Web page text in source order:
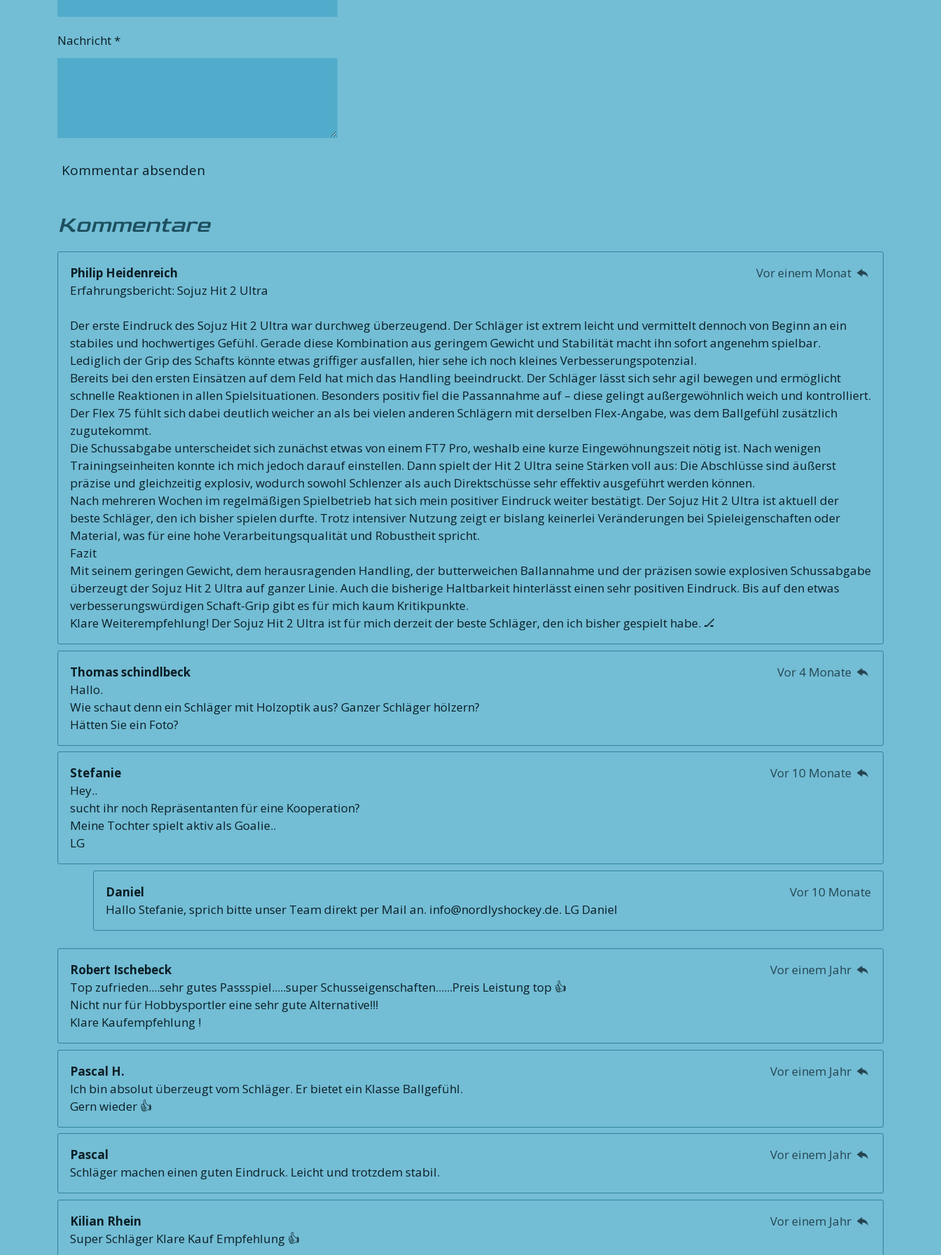
Nachricht *
Kommentar absenden
Kommentare
Philip Heidenreich
Vor einem Monat
Erfahrungsbericht: Sojuz Hit 2 Ultra
Der erste Eindruck des Sojuz Hit 2 Ultra war durchweg überzeugend. Der Schläger ist extrem leicht und vermittelt dennoch von Beginn an ein
stabiles und hochwertiges Gefühl. Gerade diese Kombination aus geringem Gewicht und Stabilität macht ihn sofort angenehm spielbar.
Lediglich der Grip des Schafts könnte etwas griffiger ausfallen, hier sehe ich noch kleines Verbesserungspotenzial.
Bereits bei den ersten Einsätzen auf dem Feld hat mich das Handling beeindruckt. Der Schläger lässt sich sehr agil bewegen und ermöglicht
schnelle Reaktionen in allen Spielsituationen. Besonders positiv fiel die Passannahme auf – diese gelingt außergewöhnlich weich und kontrolliert.
Der Flex 75 fühlt sich dabei deutlich weicher an als bei vielen anderen Schlägern mit derselben Flex-Angabe, was dem Ballgefühl zusätzlich
zugutekommt.
Die Schussabgabe unterscheidet sich zunächst etwas von einem FT7 Pro, weshalb eine kurze Eingewöhnungszeit nötig ist. Nach wenigen
Trainingseinheiten konnte ich mich jedoch darauf einstellen. Dann spielt der Hit 2 Ultra seine Stärken voll aus: Die Abschlüsse sind äußerst
präzise und gleichzeitig explosiv, wodurch sowohl Schlenzer als auch Direktschüsse sehr effektiv ausgeführt werden können.
Nach mehreren Wochen im regelmäßigen Spielbetrieb hat sich mein positiver Eindruck weiter bestätigt. Der Sojuz Hit 2 Ultra ist aktuell der
beste Schläger, den ich bisher spielen durfte. Trotz intensiver Nutzung zeigt er bislang keinerlei Veränderungen bei Spieleigenschaften oder
Material, was für eine hohe Verarbeitungsqualität und Robustheit spricht.
Fazit
Mit seinem geringen Gewicht, dem herausragenden Handling, der butterweichen Ballannahme und der präzisen sowie explosiven Schussabgabe
überzeugt der Sojuz Hit 2 Ultra auf ganzer Linie. Auch die bisherige Haltbarkeit hinterlässt einen sehr positiven Eindruck. Bis auf den etwas
verbesserungswürdigen Schaft-Grip gibt es für mich kaum Kritikpunkte.
Klare Weiterempfehlung! Der Sojuz Hit 2 Ultra ist für mich derzeit der beste Schläger, den ich bisher gespielt habe. 🏒
Thomas schindlbeck
Vor 4 Monate
Hallo.
Wie schaut denn ein Schläger mit Holzoptik aus? Ganzer Schläger hölzern?
Hätten Sie ein Foto?
Stefanie
Vor 10 Monate
Hey..
sucht ihr noch Repräsentanten für eine Kooperation?
Meine Tochter spielt aktiv als Goalie..
LG
Daniel
Vor 10 Monate
Hallo Stefanie, sprich bitte unser Team direkt per Mail an. info@nordlyshockey.de. LG Daniel
Robert Ischebeck
Vor einem Jahr
Top zufrieden....sehr gutes Passspiel.....super Schusseigenschaften......Preis Leistung top 👍
Nicht nur für Hobbysportler eine sehr gute Alternative!!!
Klare Kaufempfehlung !
Pascal H.
Vor einem Jahr
Ich bin absolut überzeugt vom Schläger. Er bietet ein Klasse Ballgefühl.
Gern wieder 👍
Pascal
Vor einem Jahr
Schläger machen einen guten Eindruck. Leicht und trotzdem stabil.
Kilian Rhein
Vor einem Jahr
Super Schläger Klare Kauf Empfehlung 👍